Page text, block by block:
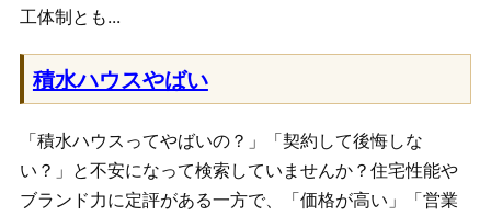
工体制とも...
積水ハウスやばい
「積水ハウスってやばいの？」「契約して後悔しな
い？」と不安になって検索していませんか？住宅性能や
ブランド力に定評がある一方で、「価格が高い」「営業